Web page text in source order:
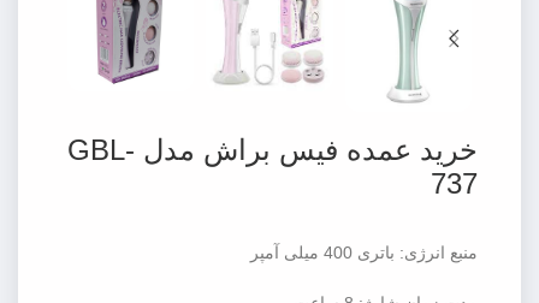
خرید عمده فیس براش مدل GBL-
737
منبع انرژی: باتری 400 میلی آمپر